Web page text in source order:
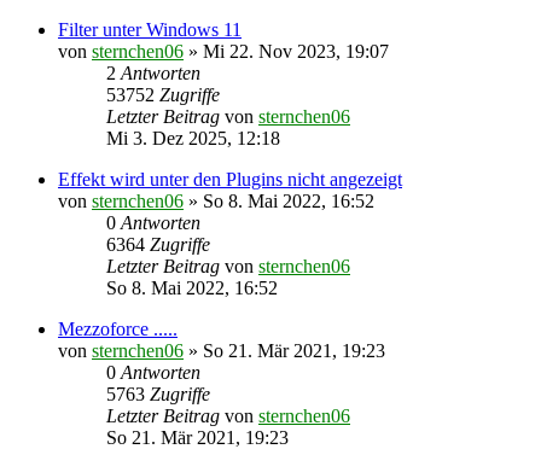
Filter unter Windows 11
von sternchen06 » Mi 22. Nov 2023, 19:07
2 Antworten
53752 Zugriffe
Letzter Beitrag von sternchen06
Mi 3. Dez 2025, 12:18
Effekt wird unter den Plugins nicht angezeigt
von sternchen06 » So 8. Mai 2022, 16:52
0 Antworten
6364 Zugriffe
Letzter Beitrag von sternchen06
So 8. Mai 2022, 16:52
Mezzoforce .....
von sternchen06 » So 21. Mär 2021, 19:23
0 Antworten
5763 Zugriffe
Letzter Beitrag von sternchen06
So 21. Mär 2021, 19:23